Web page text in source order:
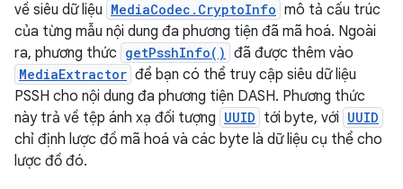
về siêu dữ liệu MediaCodec.CryptoInfo mô tả cấu trúc
của từng mẫu nội dung đa phương tiện đã mã hoá. Ngoài
ra, phương thức getPsshInfo() đã được thêm vào
MediaExtractor để bạn có thể truy cập siêu dữ liệu
PSSH cho nội dung đa phương tiện DASH. Phương thức
này trả về tệp ánh xạ đối tượng UUID tới byte, với UUID
chỉ định lược đồ mã hoá và các byte là dữ liệu cụ thể cho
lược đồ đó.